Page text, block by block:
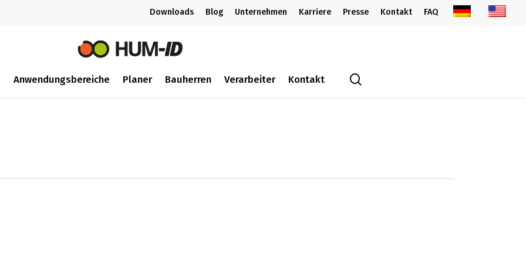
Downloads Blog Unternehmen Karriere Presse Kontakt FAQ
Anwendungsbereiche Planer Bauherren Verarbeiter Kontakt